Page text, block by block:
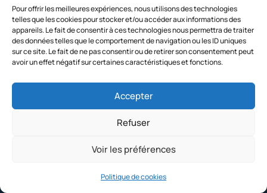
Pour offrir les meilleures expériences, nous utilisons des technologies
telles que les cookies pour stocker et/ou accéder aux informations des
appareils. Le fait de consentir à ces technologies nous permettra de traiter
des données telles que le comportement de navigation ou les ID uniques
sur ce site. Le fait de ne pas consentir ou de retirer son consentement peut
avoir un effet négatif sur certaines caractéristiques et fonctions.
Accepter
Refuser
Voir les préférences
Politique de cookies
Il y a forcément une
formule adaptée à
votre entreprise
micro-entrepreneur, avec ou